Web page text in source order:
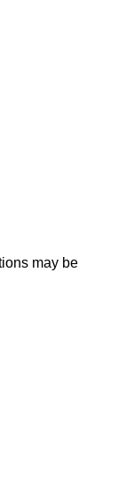
may be